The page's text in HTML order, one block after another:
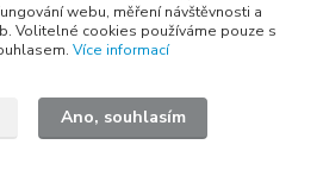
webu, měření návštěvnosti a
Volitelné cookies používáme pouze s
Více informací
Ano, souhlasím